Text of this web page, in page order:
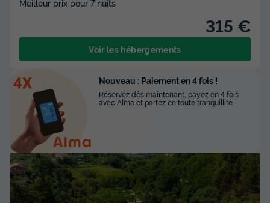
Meilleur prix pour 7 nuits
315 €
Voir les hébergements
Nouveau : Paiement en 4 fois !
Réservez dès maintenant, payez en 4 fois
avec Alma et partez en toute tranquillité.